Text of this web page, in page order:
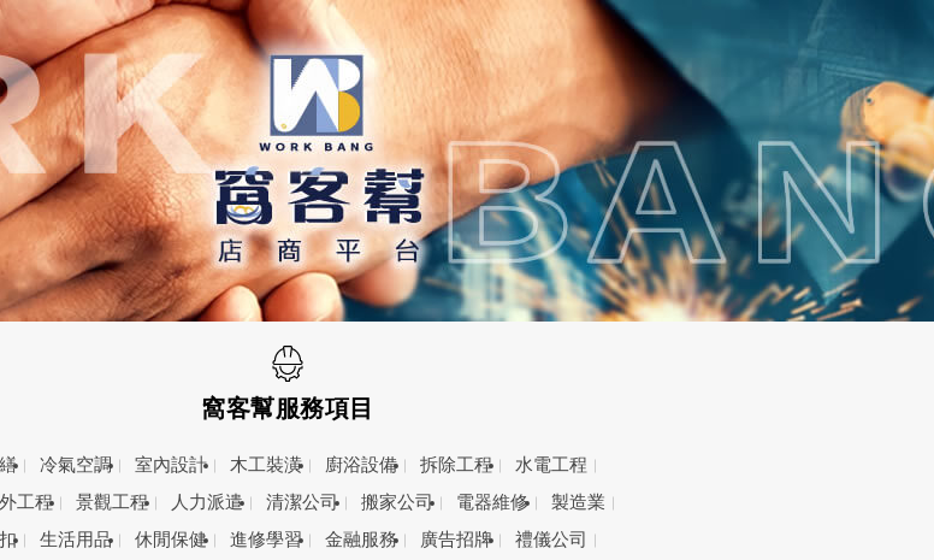
窩客幫服務項目
冷氣空調 室內設計 木工裝潢 廚浴設備 拆除工程
水電工程
工程 景觀工程 人力派遣 清潔公司 搬家公司 電器維修
製造業
生活用品 休閒保健 進修學習 金融服務 廣告招牌
禮儀公司